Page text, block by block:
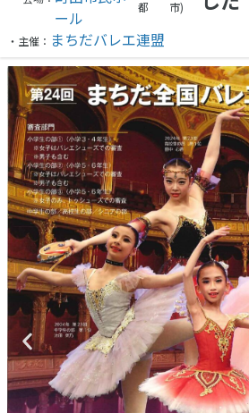
ール
都
市)
・主催： まちだバレエ連盟